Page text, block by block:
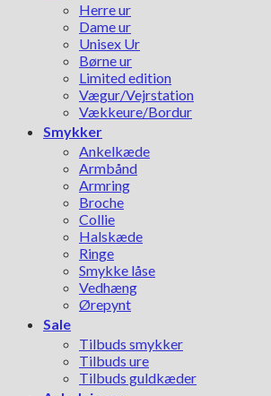
Herre ur
Dame ur
Unisex Ur
Børne ur
Limited edition
Vægur/Vejrstation
Vækkeure/Bordur
Smykker
Ankelkæde
Armbånd
Armring
Broche
Collie
Halskæde
Ringe
Smykke låse
Vedhæng
Ørepynt
Sale
Tilbuds smykker
Tilbuds ure
Tilbuds guldkæder